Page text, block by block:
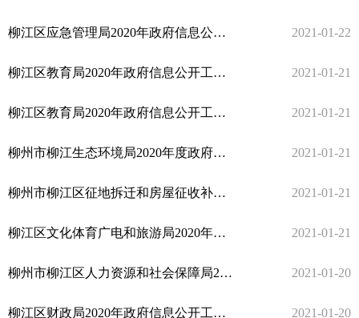
柳江区应急管理局2020年政府信息公开工作年度报告和情况统计表 2021-01-22
柳江区教育局2020年政府信息公开工作年度报告 2021-01-21
柳江区教育局2020年政府信息公开工作年度报告 2021-01-21
柳州市柳江生态环境局2020年度政府信息公开工作年度报告 2021-01-21
柳州市柳江区征地拆迁和房屋征收补偿服务中心2020年度政府信息公开工作年度报告 2021-01-21
柳江区文化体育广电和旅游局2020年政府信息公开工作年度报告 2021-01-21
柳州市柳江区人力资源和社会保障局2020年政府信息公开工作年度报告 2021-01-20
柳江区财政局2020年政府信息公开工作年度报告 2021-01-20